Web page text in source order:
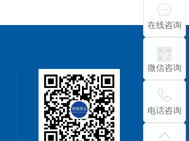
在线咨询
微信咨询
电话咨询